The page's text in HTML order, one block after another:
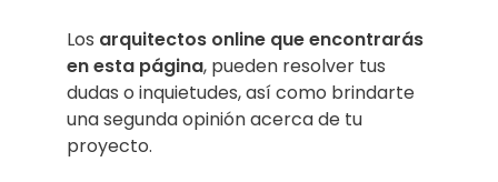
Los arquitectos online que encontrarás
en esta página, pueden resolver tus
dudas o inquietudes, así como brindarte
una segunda opinión acerca de tu
proyecto.